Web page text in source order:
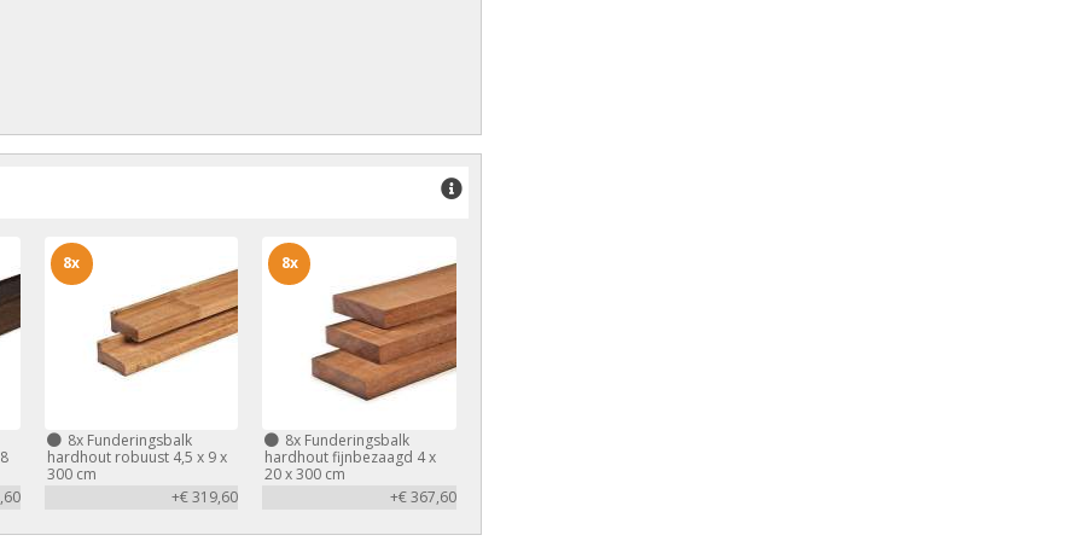
8xFunderingsbalk
hardhout robuust 4,5 x 9 x
300 cm
+€ 319,60
8x
8x Funderingsbalk
hardhout fijnbezaagd 4 x
20 x 300 cm
+€ 367,60
8x